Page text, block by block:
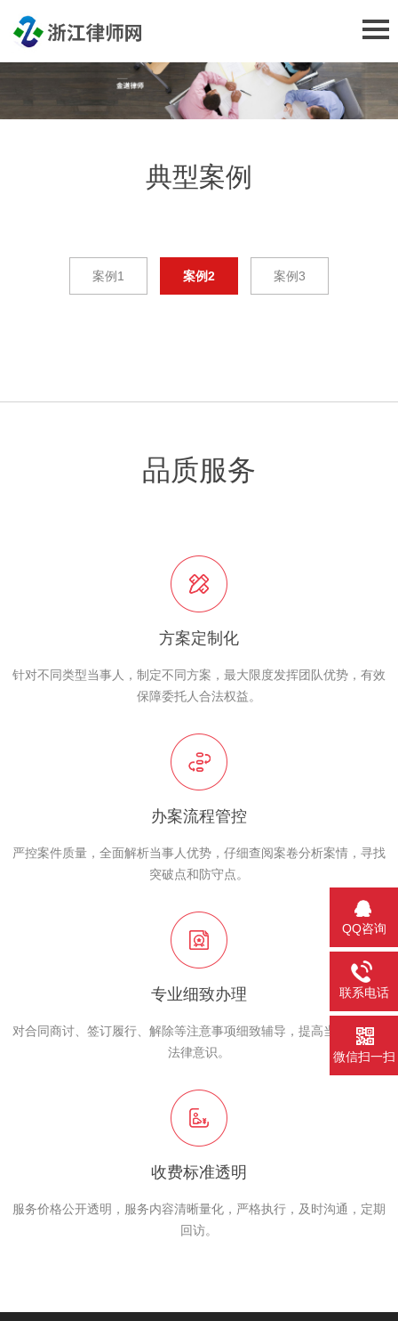
典型案例
案例1 案例2 案例3
品质服务
方案定制化
针对不同类型当事人，制定不同方案，最大限度发挥团队优势，有效
保障委托人合法权益。
办案流程管控
严控案件质量，全面解析当事人优势，仔细查阅案卷分析案情，寻找
突破点和防守点。
专业细致办理
对合同商讨、签订履行、解除等注意事项细致辅导，提高当事人自身
法律意识。
收费标准透明
服务价格公开透明，服务内容清晰量化，严格执行，及时沟通，定期
回访。
QQ咨询
联系电话
微信扫一扫